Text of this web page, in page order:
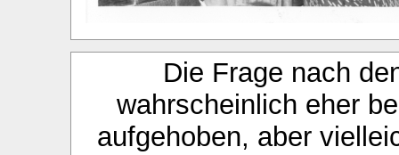
Die Frage nach
wahrscheinlich eher
aufgehoben, aber